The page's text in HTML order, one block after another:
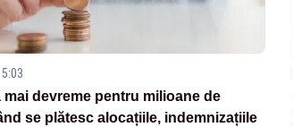
mai devreme pentru milioane de
se plătesc alocațiile, indemnizațiile